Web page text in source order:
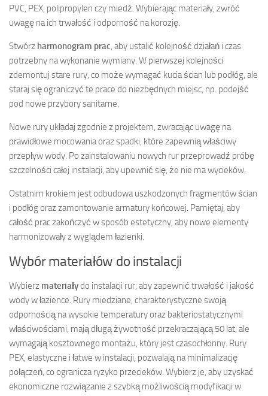
PVC, PEX, polipropylen czy miedź. Wybierając materiały, zwróć
uwagę na ich trwałość i odporność na korozję.
Stwórz harmonogram prac , aby ustalić kolejność działań i czas
potrzebny na wykonanie wymiany. W pierwszej kolejności
zdemontuj stare rury, co może wymagać kucia ścian lub podłóg, ale
staraj się ograniczyć te prace do niezbędnych miejsc, np. podejść
pod nowe przybory sanitarne.
Nowe rury układaj zgodnie z projektem, zwracając uwagę na
prawidłowe mocowania oraz spadki, które zapewnią właściwy
przepływ wody. Po zainstalowaniu nowych rur przeprowadź próbę
szczelności całej instalacji, aby upewnić się, że nie ma wycieków.
Ostatnim krokiem jest odbudowa uszkodzonych fragmentów ścian
i podłóg oraz zamontowanie armatury końcowej. Pamiętaj, aby
całość prac zakończyć w sposób estetyczny, aby nowe elementy
harmonizowały z wyglądem łazienki.
Wybór materiałów do instalacji
Wybierz materiałydo instalacji rur, aby zapewnić trwałość i jakość
wody w łazience. Rury miedziane, charakterystyczne swoją
odpornością na wysokie temperatury oraz bakteriostatycznymi
właściwościami, mają długą żywotność przekraczającą 50 lat, ale
wymagają kosztownego montażu, który jest czasochłonny. Rury
PEX, elastyczne i łatwe w instalacji, pozwalają na minimalizację
połączeń, co ogranicza ryzyko przecieków. Wybierz je, aby uzyskać
ekonomiczne rozwiązanie z szybką możliwością modyfikacji w